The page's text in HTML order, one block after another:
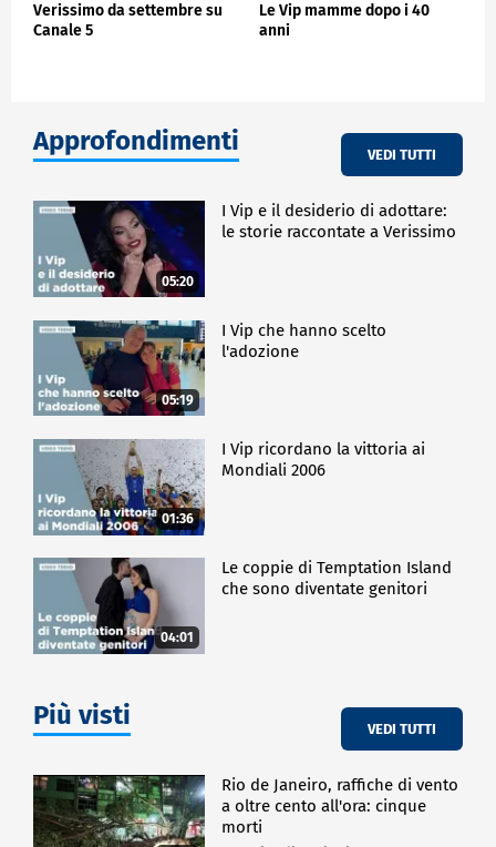
Verissimo da settembre su
Canale 5
Le Vip mamme dopo i 40
anni
Approfondimenti VEDI TUTTI
05:20
I Vip e il desiderio di adottare:
le storie raccontate a Verissimo
05:19
I Vip che hanno scelto
l'adozione
01:36
I Vip ricordano la vittoria ai
Mondiali 2006
04:01
Le coppie di Temptation Island
che sono diventate genitori
Più visti VEDI TUTTI
Rio de Janeiro, raffiche di vento
a oltre cento all'ora: cinque
morti